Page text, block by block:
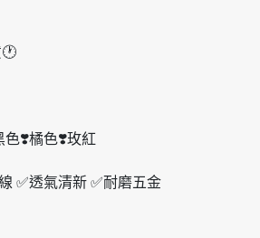
色❣️橘色❣️玫紅
✅透氣清新 ✅耐磨五金